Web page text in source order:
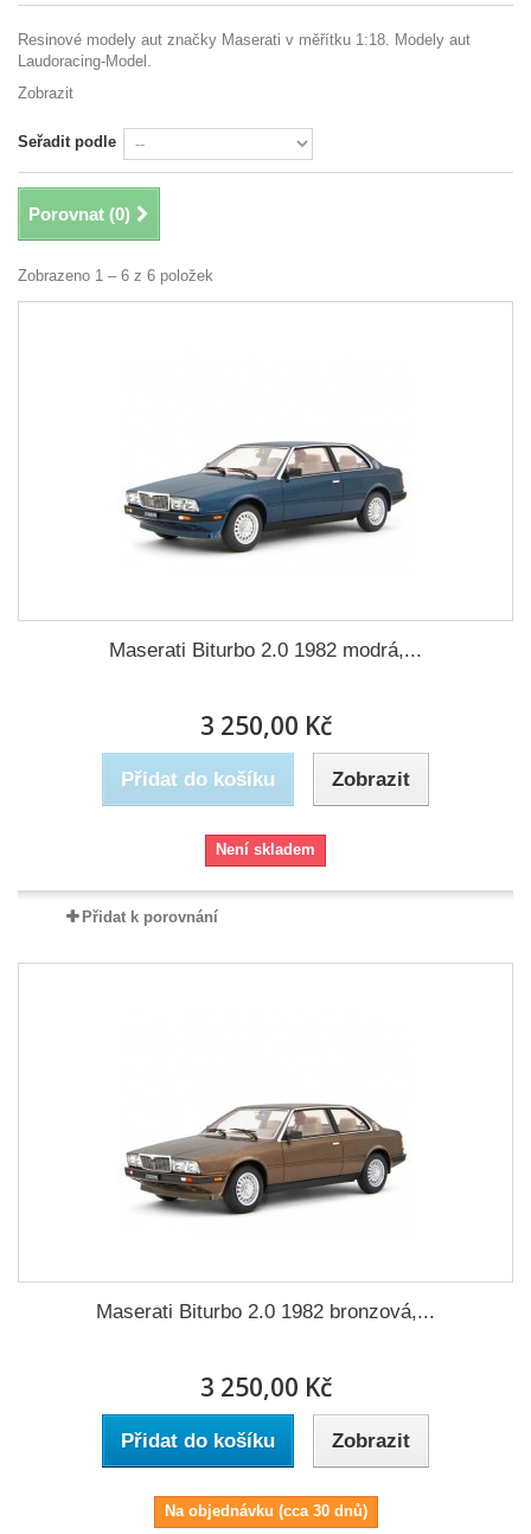
Resinové modely aut značky Maserati v měřítku 1:18. Modely aut
Laudoracing-Model.
Zobrazit
Seřadit podle
Porovnat (0)
Zobrazeno 1 – 6 z 6 položek
Maserati Biturbo 2.0 1982 modrá,...
3 250,00 Kč
Přidat do košíku Zobrazit
Není skladem
Přidat k porovnání
Maserati Biturbo 2.0 1982 bronzová,...
3 250,00 Kč
Přidat do košíku Zobrazit
Na objednávku (cca 30 dnů)